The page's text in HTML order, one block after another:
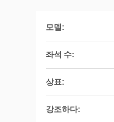
모델:
좌석 수:
상표:
강조하다: